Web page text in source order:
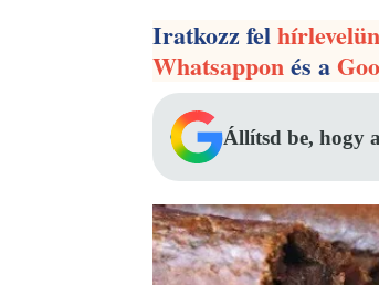
Iratkozz fel
Whatsapponés a
Állítsd be, hogy